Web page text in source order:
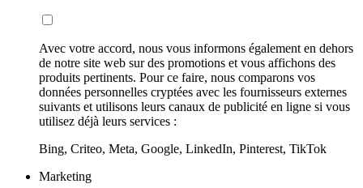
Avec votre accord, nous vous informons également en dehors
de notre site web sur des promotions et vous affichons des
produits pertinents. Pour ce faire, nous comparons vos
données personnelles cryptées avec les fournisseurs externes
suivants et utilisons leurs canaux de publicité en ligne si vous
utilisez déjà leurs services :
Bing, Criteo, Meta, Google, LinkedIn, Pinterest, TikTok
Marketing